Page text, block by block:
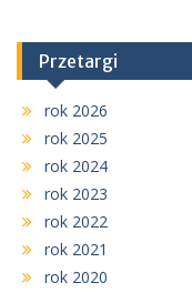
Przetargi
rok 2026
rok 2025
rok 2024
rok 2023
rok 2022
rok 2021
rok 2020